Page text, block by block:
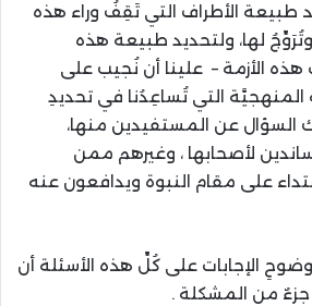
طبيعة الأطراف التي تَقِفُ وراء هذه
وتُرَوِّجُ لها، ولتحديد طبيعة هذه
هذه الأزمة – علينا أن نُجيب على
التي تُساعِدُنا في تحديدِ
السؤال عن المستفيدين منها،
لأصحابها ، وغيرهم ممن
على مقام النبوة ويدافعون عنه
الإجابات على كُلِّ هذه الأسئلة أن
من المشكلة .